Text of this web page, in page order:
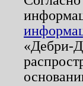
«Дебри-